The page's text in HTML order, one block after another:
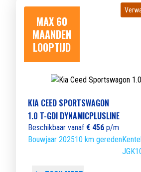
MAX 60
MAANDEN
LOOPTIJD
KIA CEED SPORTSWAGON
1.0 T-GDI DYNAMICPLUSLINE
Beschikbaar vanaf € 456 p/m
Bouwjaar 202510 km gereden